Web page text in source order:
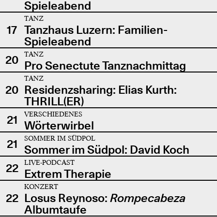
Spieleabend
17
TANZ
Tanzhaus Luzern: Familien-
Spieleabend
20
TANZ
Pro Senectute Tanznachmittag
20
TANZ
Residenzsharing: Elias Kurth:
THRILL(ER)
21
VERSCHIEDENES
Wörterwirbel
21
SOMMER IM SÜDPOL
Sommer im Südpol: David Koch
22
LIVE-PODCAST
Extrem Therapie
22
KONZERT
Losus Reynoso: Rompecabeza
Albumtaufe